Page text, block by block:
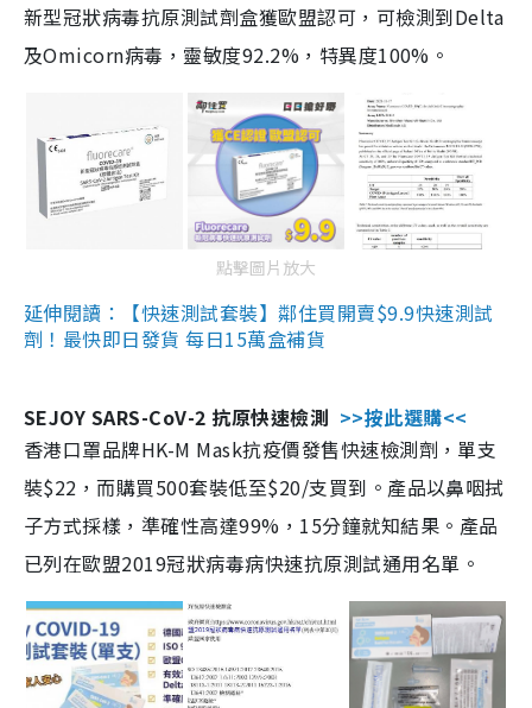
新型冠狀病毒抗原測試劑盒獲歐盟認可，可檢測到Delta
及Omicorn病毒，靈敏度92.2%，特異度100%。
點擊圖片放大
延伸閱讀：【快速測試套裝】鄰住買開賣$9.9快速測試
劑！最快即日發貨 每日15萬盒補貨
SEJOY SARS-CoV-2 抗原快速檢測 >>按此選購<<
香港口罩品牌HK-M Mask抗疫價發售快速檢測劑，單支
裝$22，而購買500套裝低至$20/支買到。產品以鼻咽拭
子方式採樣，準確性高達99%，15分鐘就知結果。產品
已列在歐盟2019冠狀病毒病快速抗原測試通用名單。